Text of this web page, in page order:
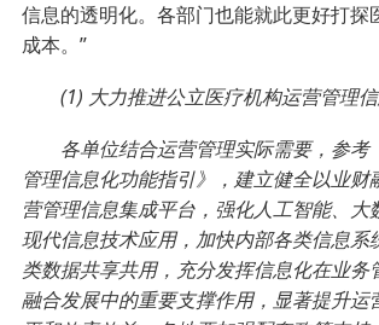
信息的透明化。各部门也能就此更好打探
成本。”
(1) 大力推进公立医疗机构运营管理信
各单位结合运营管理实际需要，参考
管理信息化功能指引》，建立健全以业财
营管理信息集成平台，强化人工智能、大
现代信息技术应用，加快内部各类信息系
类数据共享共用，充分发挥信息化在业务
融合发展中的重要支撑作用，显著提升运